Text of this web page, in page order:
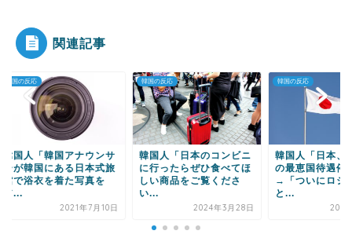
Powered by livedoor 相互RSS
関連記事
反応
人「韓国アナウンサ
韓国にある日本式旅
浴衣を着た写真を
2021年7月10日
韓国の反応
韓国人「日本のコンビニ
に行ったらぜひ食べてほ
しい商品をご覧くださ
2024年3月28日
韓国の反応
韓国人「日本、ロシ
の最恵国待遇停止へ
→「ついにロシアも
2022年3